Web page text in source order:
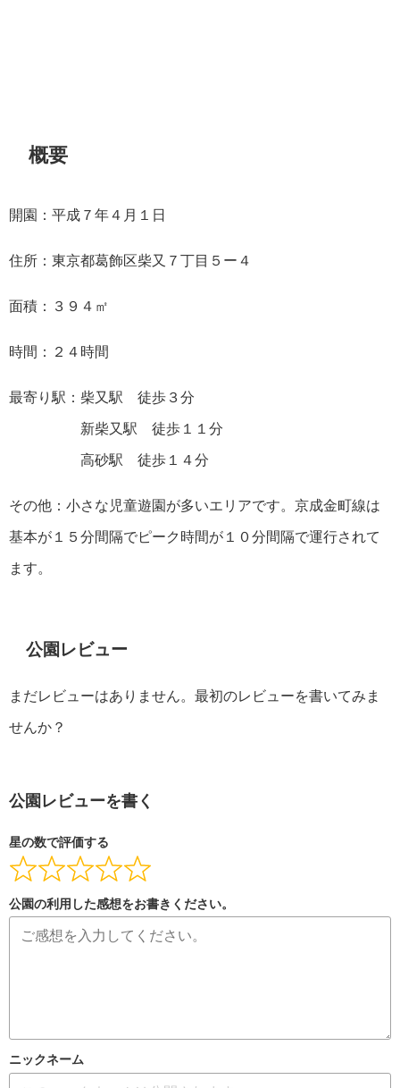
概要
開園：平成７年４月１日
住所：東京都葛飾区柴又７丁目５ー４
面積：３９４㎡
時間：２４時間
最寄り駅：柴又駅 徒歩３分
新柴又駅 徒歩１１分
高砂駅 徒歩１４分
その他：小さな児童遊園が多いエリアです。京成金町線は
基本が１５分間隔でピーク時間が１０分間隔で運行されて
ます。
公園レビュー
まだレビューはありません。最初のレビューを書いてみま
せんか？
公園レビューを書く
星の数で評価する
公園の利用した感想をお書きください。
ニックネーム